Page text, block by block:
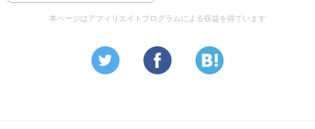
本ページはアフィリエイトプログラムによる収益を得ています